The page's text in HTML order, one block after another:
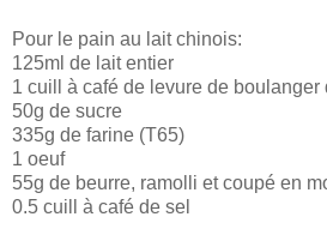
Pour le pain au lait chinois:
125ml de lait entier
1 cuill à café de levure de boulanger
50g de sucre
335g de farine (T65)
1 oeuf
55g de beurre, ramolli et coupé en
0.5 cuill à café de sel